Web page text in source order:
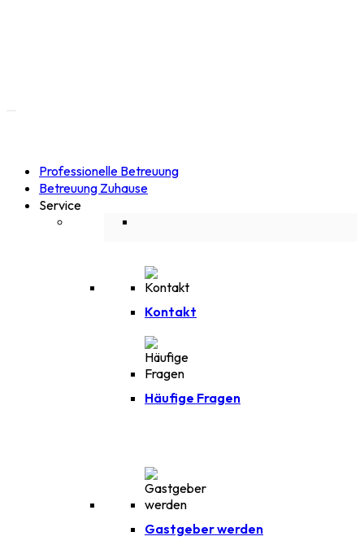
Professionelle Betreuung
Betreuung Zuhause
Service
Kontakt
Häufige Fragen
Gastgeber werden